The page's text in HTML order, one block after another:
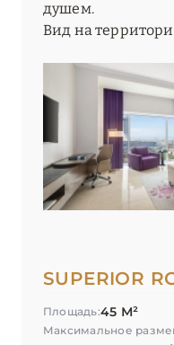
душем.
Вид на
SUPERIOR
Площадь:45 М²
Максимальное